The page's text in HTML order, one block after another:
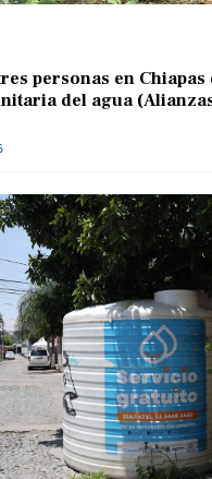
personas en
del agua